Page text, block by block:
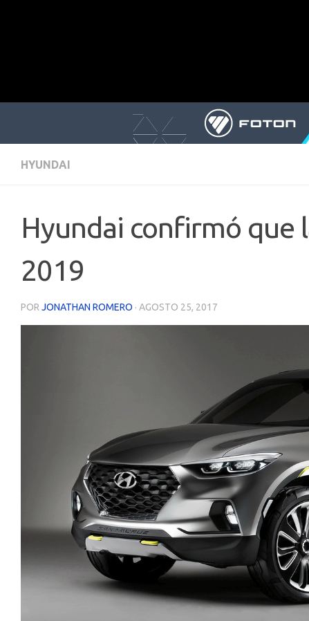
HYUNDAI
Hyundai confirmó que
2019
POR JONATHAN ROMERO · AGOSTO 25, 2017